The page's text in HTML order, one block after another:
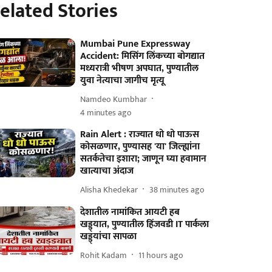
Stories
Mumbai Pune Expressway
Accident: मिसिंग लिंकच्या बोगद्यात
मध्यरात्री भीषण अपघात, पुण्यातील
युवा नेत्याचा जागीच मृत्यू
Namdeo Kumbhar
4 minutes ago
Rain Alert : राज्यात धो धो पाऊस
कोसळणार, पुण्यासह 'या' जिल्ह्यांना
सतर्कतेचा इशारा; जाणून घ्या हवामान
खात्याचा अंदाज
Alisha Khedekar 38 minutes ago
देशातील नामांकित आयटी हब
खड्ड्यात, पुण्यातील हिंजवडी IT पार्कला
खड्ड्यांचा सापळा
Rohit Kadam 11 hours ago